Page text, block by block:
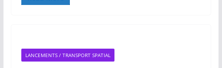
LANCEMENTS / TRANSPORT SPATIAL